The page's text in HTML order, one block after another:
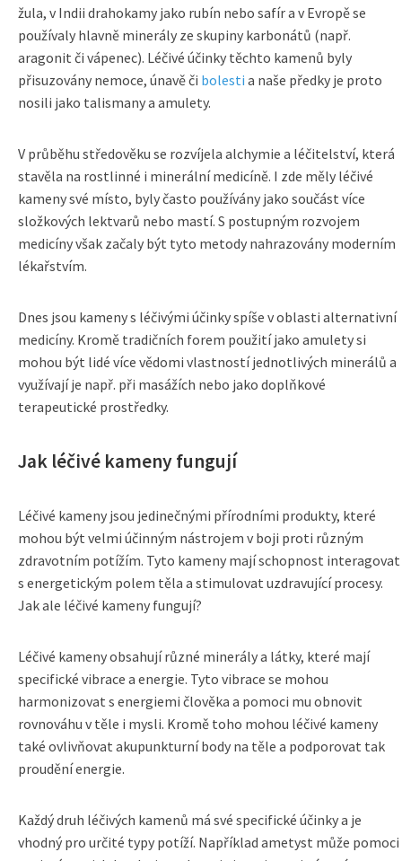
žula, v Indii drahokamy jako rubín nebo safír a v Evropě se
používaly hlavně minerály ze skupiny karbonátů (např.
aragonit či vápenec). Léčivé účinky těchto kamenů byly
přisuzovány nemoce, únavě či bolesti a naše předky je proto
nosili jako talismany a amulety.
V průběhu středověku se rozvíjela alchymie a léčitelství, která
stavěla na rostlinné i minerální medicíně. I zde měly léčivé
kameny své místo, byly často používány jako součást více
složkových lektvarů nebo mastí. S postupným rozvojem
medicíny však začaly být tyto metody nahrazovány moderním
lékařstvím.
Dnes jsou kameny s léčivými účinky spíše v oblasti alternativní
medicíny. Kromě tradičních forem použití jako amulety si
mohou být lidé více vědomi vlastností jednotlivých minerálů a
využívají je např. při masážích nebo jako doplňkové
terapeutické prostředky.
Jak léčivé kameny fungují
Léčivé kameny jsou jedinečnými přírodními produkty, které
mohou být velmi účinným nástrojem v boji proti různým
zdravotním potížím. Tyto kameny mají schopnost interagovat
s energetickým polem těla a stimulovat uzdravující procesy.
Jak ale léčivé kameny fungují?
Léčivé kameny obsahují různé minerály a látky, které mají
specifické vibrace a energie. Tyto vibrace se mohou
harmonizovat s energiemi člověka a pomoci mu obnovit
rovnováhu v těle i mysli. Kromě toho mohou léčivé kameny
také ovlivňovat akupunkturní body na těle a podporovat tak
proudění energie.
Každý druh léčivých kamenů má své specifické účinky a je
vhodný pro určité typy potíží. Například ametyst může pomoci